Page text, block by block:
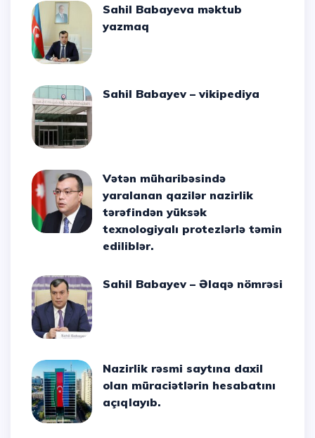
Sahil Babayeva məktub
yazmaq
Sahil Babayev – vikipediya
Vətən müharibəsində
yaralanan qazilər nazirlik
tərəfindən yüksək
texnologiyalı protezlərlə təmin
ediliblər.
Sahil Babayev – Əlaqə nömrəsi
Nazirlik rəsmi saytına daxil
olan müraciətlərin hesabatını
açıqlayıb.